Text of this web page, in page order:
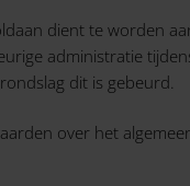
dient te worden
administratie
dit is gebeurd.
over het